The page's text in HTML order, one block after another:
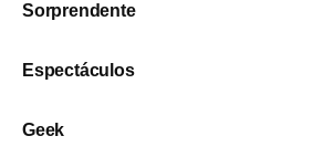
Sorprendente
Espectáculos
Geek